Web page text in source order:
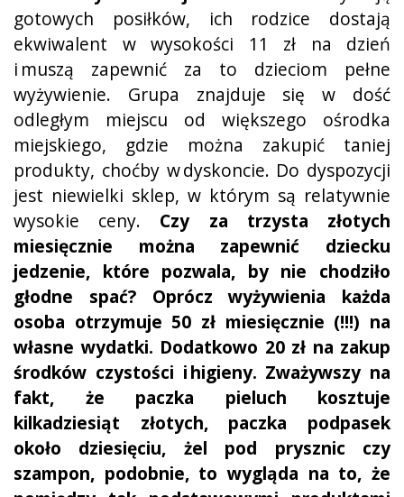
gotowych posiłków, ich rodzice dostają
ekwiwalent w wysokości 11 zł na dzień
i muszą zapewnić za to dzieciom pełne
wyżywienie. Grupa znajduje się w dość
odległym miejscu od większego ośrodka
miejskiego, gdzie można zakupić taniej
produkty, choćby w dyskoncie. Do dyspozycji
jest niewielki sklep, w którym są relatywnie
wysokie ceny. Czy za trzysta złotych
miesięcznie można zapewnić dziecku
jedzenie, które pozwala, by nie chodziło
głodne spać? Oprócz wyżywienia każda
osoba otrzymuje 50 zł miesięcznie (!!!) na
własne wydatki. Dodatkowo 20 zł na zakup
środków czystości i higieny. Zważywszy na
fakt, że paczka pieluch kosztuje
kilkadziesiąt złotych, paczka podpasek
około dziesięciu, żel pod prysznic czy
szampon, podobnie, to wygląda na to, że